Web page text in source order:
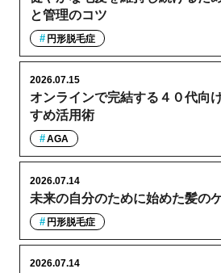
と管理のコツ
円形脱毛症
オンラインで完結する４０代向
すめ活用術
2026.07.15
AGA
未来の自分のために始めた髪の
2026.07.14
円形脱毛症
2026.07.14